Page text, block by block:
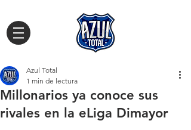
Millonarios ya conoce sus
rivales en la eLiga Dimayor
Azul Total
1 min de lectura